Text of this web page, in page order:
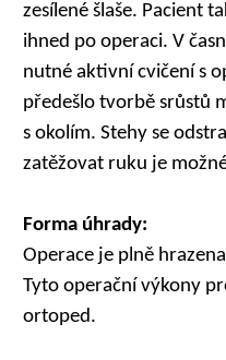
zesílené šlaše. Pacient
ihned po operaci. V
nutné aktivní cvičení s
předešlo tvorbě srůstů
s okolím. Stehy se
zatěžovat ruku je
Forma úhrady:
Operace je plně
Tyto operační výkony
ortoped.